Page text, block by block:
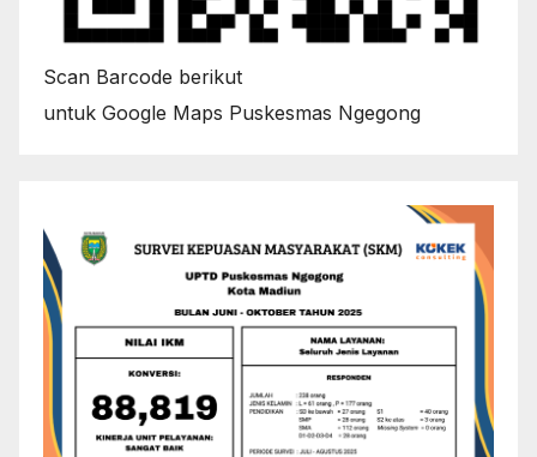
Scan Barcode berikut
untuk Google Maps Puskesmas Ngegong